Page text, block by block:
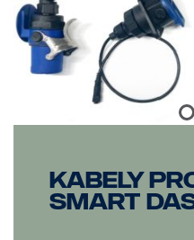
Kabely
smart